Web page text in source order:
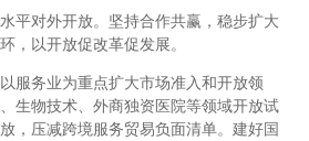
平对外开放。坚持合作共赢，稳步扩大
，以开放促改革促发展。
服务业为重点扩大市场准入和开放领
生物技术、外商独资医院等领域开放试
，压减跨境服务贸易负面清单。建好国